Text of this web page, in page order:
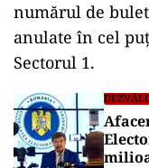
numărul de
anulate în cel
Sectorul 1.